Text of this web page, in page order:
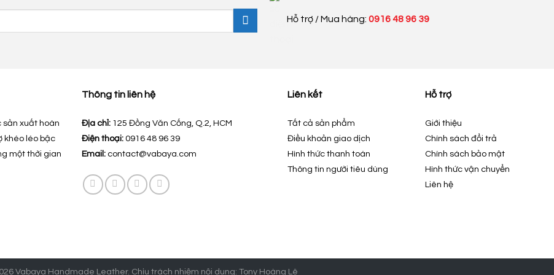
Hỗ trợ / Mua hàng: 0916 48 96 39
xuất hoàn
khéo léo bậc
một thời gian
Thông tin liên hệ
Địa chỉ: 125 Đồng Văn Cống, Q.2, HCM
Điện thoại: 0916 48 96 39
Email: contact@vabaya.com
Liên kết
Tất cả sản phẩm
Điều khoản giao dịch
Hình thức thanh toán
Thông tin người tiêu dùng
Hỗ trợ
Giới thiệu
Chính sách đổi trả
Chính sách bảo mật
Hình thức vận chuyển
Liên hệ
Vabaya Handmade Leather. Chịu trách nhiệm nội dung: Tony Hoàng Lê